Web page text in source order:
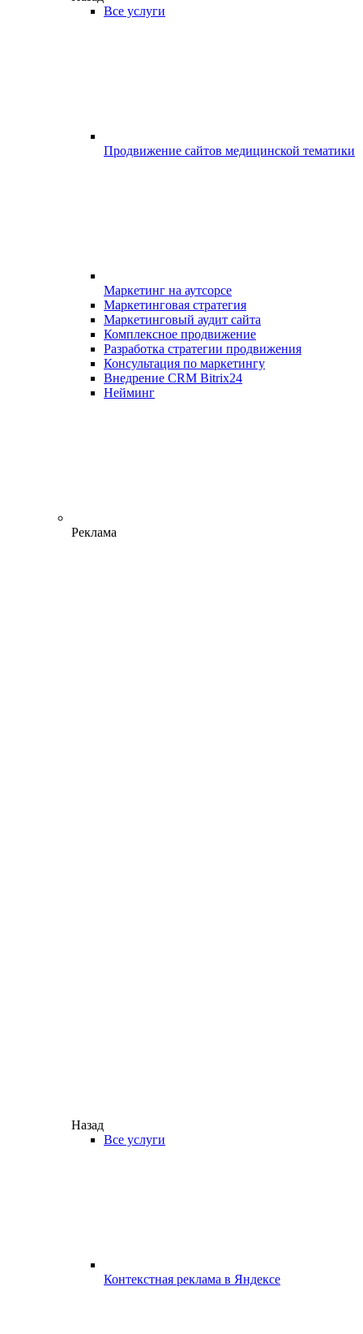
Все услуги
Продвижение сайтов медицинской тематики
Маркетинг на аутсорсе
Маркетинговая стратегия
Маркетинговый аудит сайта
Комплексное продвижение
Разработка стратегии продвижения
Консультация по маркетингу
Внедрение CRM Bitrix24
Нейминг
Реклама
Назад
Все услуги
Контекстная реклама в Яндексе